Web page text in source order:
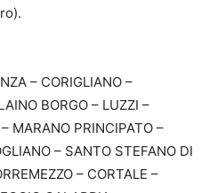
– CORIGLIANO –
BORGO – LUZZI –
MARANO PRINCIPATO –
– SANTO STEFANO DI
– CORTALE –